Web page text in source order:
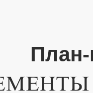
План-